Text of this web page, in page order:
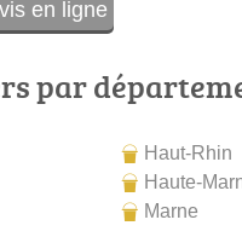
en ligne
par
Haut-Rhin
Haute-
Marne